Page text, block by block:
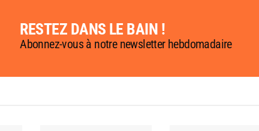
RESTEZ DANS LE BAIN !
Abonnez-vous à notre newsletter hebdomadaire